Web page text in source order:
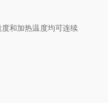
和加热温度均可连续